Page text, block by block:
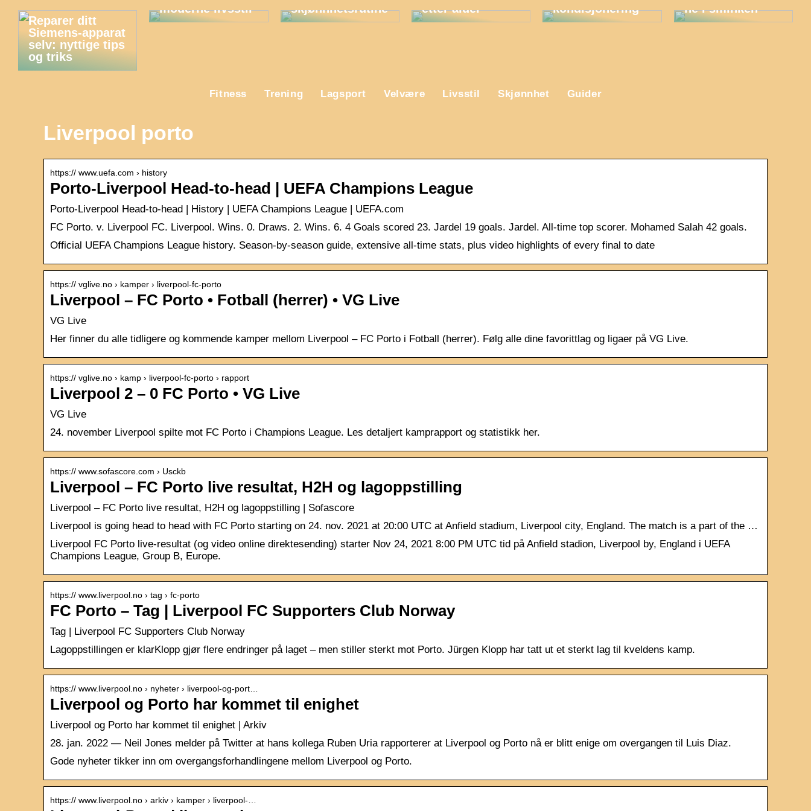
Reparer ditt
Siemens-apparat
selv: nyttige tips
og triks
moderne livsstil
skjønnhetsrutine
etter alder
kondisjonering
ne i sminken
Fitness Trening Lagsport Velvære Livsstil Skjønnhet Guider
Liverpool porto
https:// www.uefa.com › history
Porto-Liverpool Head-to-head | UEFA Champions League
Porto-Liverpool Head-to-head | History | UEFA Champions League | UEFA.com
FC Porto. v. Liverpool FC. Liverpool. Wins. 0. Draws. 2. Wins. 6. 4 Goals scored 23. Jardel 19 goals. Jardel. All-time top scorer. Mohamed Salah 42 goals.
Official UEFA Champions League history. Season-by-season guide, extensive all-time stats, plus video highlights of every final to date
https:// vglive.no › kamper › liverpool-fc-porto
Liverpool – FC Porto • Fotball (herrer) • VG Live
VG Live
Her finner du alle tidligere og kommende kamper mellom Liverpool – FC Porto i Fotball (herrer). Følg alle dine favorittlag og ligaer på VG Live.
https:// vglive.no › kamp › liverpool-fc-porto › rapport
Liverpool 2 – 0 FC Porto • VG Live
VG Live
24. november Liverpool spilte mot FC Porto i Champions League. Les detaljert kamprapport og statistikk her.
https:// www.sofascore.com › Usckb
Liverpool – FC Porto live resultat, H2H og lagoppstilling
Liverpool – FC Porto live resultat, H2H og lagoppstilling | Sofascore
Liverpool is going head to head with FC Porto starting on 24. nov. 2021 at 20:00 UTC at Anfield stadium, Liverpool city, England. The match is a part of the …
Liverpool FC Porto live-resultat (og video online direktesending) starter Nov 24, 2021 8:00 PM UTC tid på Anfield stadion, Liverpool by, England i UEFA
Champions League, Group B, Europe.
https:// www.liverpool.no › tag › fc-porto
FC Porto – Tag | Liverpool FC Supporters Club Norway
Tag | Liverpool FC Supporters Club Norway
Lagoppstillingen er klarKlopp gjør flere endringer på laget – men stiller sterkt mot Porto. Jürgen Klopp har tatt ut et sterkt lag til kveldens kamp.
https:// www.liverpool.no › nyheter › liverpool-og-port…
Liverpool og Porto har kommet til enighet
Liverpool og Porto har kommet til enighet | Arkiv
28. jan. 2022 — Neil Jones melder på Twitter at hans kollega Ruben Uria rapporterer at Liverpool og Porto nå er blitt enige om overgangen til Luis Diaz.
Gode nyheter tikker inn om overgangsforhandlingene mellom Liverpool og Porto.
https:// www.liverpool.no › arkiv › kamper › liverpool-…